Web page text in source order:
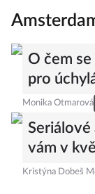
O čem
pro
Monika Otmarová
vám v
Kristýna Dobeš